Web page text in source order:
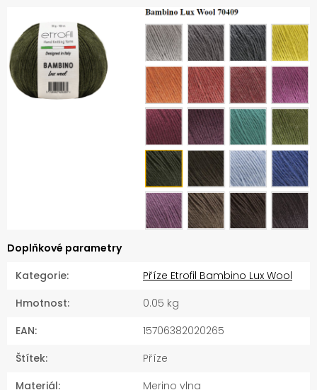
Doplňkové parametry
Kategorie:
Příze Etrofil Bambino Lux Wool
Hmotnost:
0.05 kg
EAN:
15706382020265
Štítek:
Příze
Materiál: Merino vlna